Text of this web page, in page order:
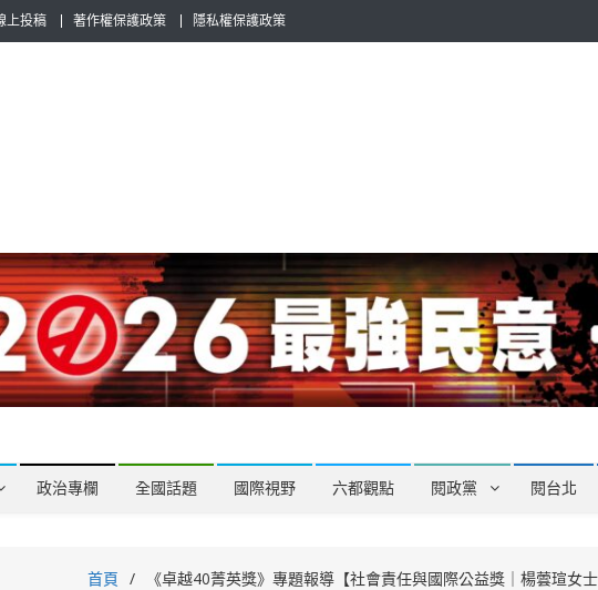
上投稿 著作權保護政策 隱私權保護政策
政治專欄 全國話題 國際視野 六都觀點 閱政黨 閱台北
首頁 《卓越40菁英獎》專題報導【社會責任與國際公益獎｜楊蕓瑄女